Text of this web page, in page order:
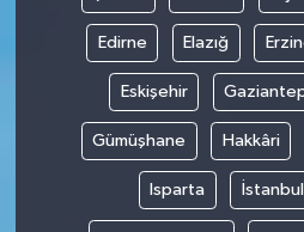
Edirne Elazığ
Eskişehir
Gümüşhane Hakkâri
Isparta İstanbul